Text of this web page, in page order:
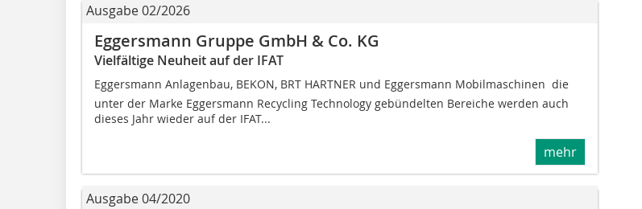
Ausgabe 02/2026
Eggersmann Gruppe GmbH & Co. KG
Vielfältige Neuheit auf der IFAT
Eggersmann Anlagenbau, BEKON, BRT HARTNER und Eggersmann Mobilmaschinen  die
unter der Marke Eggersmann Recycling Technology gebündelten Bereiche werden auch
dieses Jahr wieder auf der IFAT...
mehr
Ausgabe 04/2020